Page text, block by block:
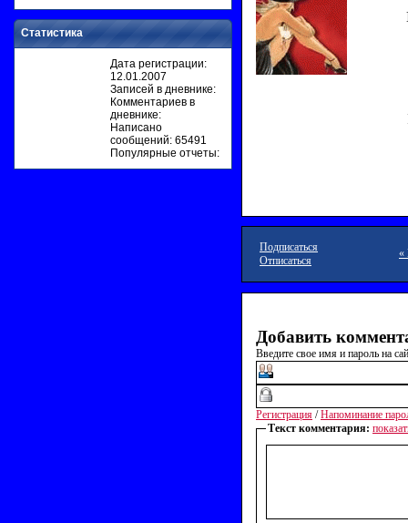
Статистика
Дата регистрации:
12.01.2007
Записей в дневнике:
Комментариев в
дневнике:
Написано
сообщений: 65491
Популярные отчеты:
Подписаться
Отписаться
«
Добавить
Введите свое имя и пароль на
Регистрация /Напоминание
Текст комментария: